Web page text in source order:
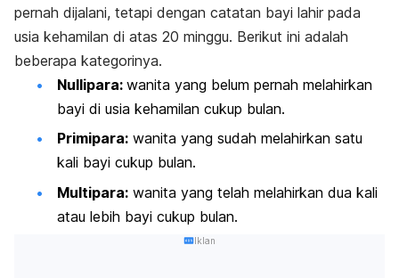
pernah dijalani, tetapi dengan catatan bayi lahir pada
usia kehamilan di atas 20 minggu. Berikut ini adalah
beberapa kategorinya.
Nullipara: wanita yang belum pernah melahirkan
bayi di usia kehamilan cukup bulan.
Primipara: wanita yang sudah melahirkan satu
kali bayi cukup bulan.
Multipara: wanita yang telah melahirkan dua kali
atau lebih bayi cukup bulan.
Iklan